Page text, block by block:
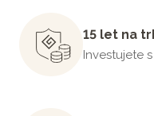
15 let na
Investujete